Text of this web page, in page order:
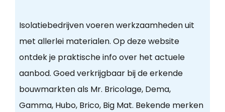
Isolatiebedrijven voeren werkzaamheden uit
met allerlei materialen. Op deze website
ontdek je praktische info over het actuele
aanbod. Goed verkrijgbaar bij de erkende
bouwmarkten als Mr. Bricolage, Dema,
Gamma, Hubo, Brico, Big Mat. Bekende merken